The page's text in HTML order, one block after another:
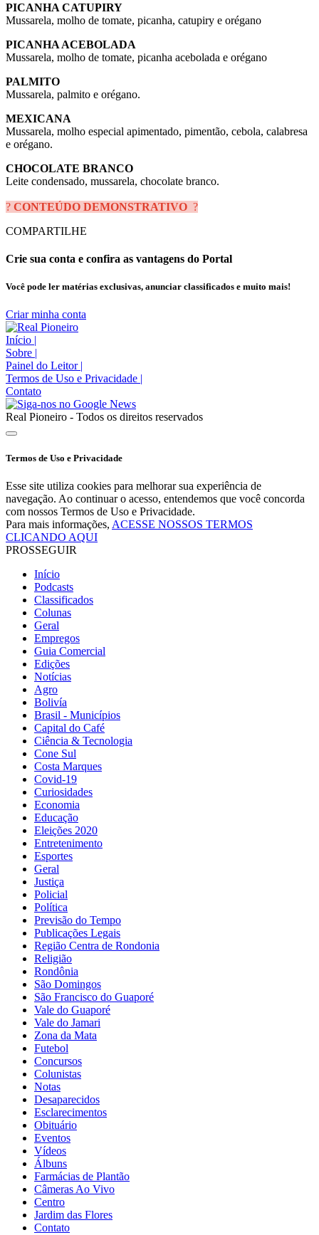
PICANHA CATUPIRY
Mussarela, molho de tomate, picanha, catupiry e orégano
PICANHA ACEBOLADA
Mussarela, molho de tomate, picanha acebolada e orégano
PALMITO
Mussarela, palmito e orégano.
MEXICANA
Mussarela, molho especial apimentado, pimentão, cebola, calabresa
e orégano.
CHOCOLATE BRANCO
Leite condensado, mussarela, chocolate branco.
? CONTEÚDO DEMONSTRATIVO ?
COMPARTILHE
Crie sua conta e confira as vantagens do Portal
Você pode ler matérias exclusivas, anunciar classificados e muito mais!
Criar minha conta
Início
Sobre
Painel do Leitor
Termos de Uso e Privacidade
Contato
Real Pioneiro - Todos os direitos reservados
Termos de Uso e Privacidade
Esse site utiliza cookies para melhorar sua experiência de
navegação. Ao continuar o acesso, entendemos que você concorda
com nossos Termos de Uso e Privacidade.
Para mais informações, ACESSE NOSSOS TERMOS
CLICANDO AQUI
PROSSEGUIR
Início
Podcasts
Classificados
Colunas
Geral
Empregos
Guia Comercial
Edições
Notícias
Agro
Bolivía
Brasil - Municípios
Capital do Café
Ciência & Tecnologia
Cone Sul
Costa Marques
Covid-19
Curiosidades
Economia
Educação
Eleições 2020
Entretenimento
Esportes
Geral
Justiça
Policial
Política
Previsão do Tempo
Publicações Legais
Região Centra de Rondonia
Religião
Rondônia
São Domingos
São Francisco do Guaporé
Vale do Guaporé
Vale do Jamari
Zona da Mata
Futebol
Concursos
Colunistas
Notas
Desaparecidos
Esclarecimentos
Obituário
Eventos
Vídeos
Álbuns
Farmácias de Plantão
Câmeras Ao Vivo
Centro
Jardim das Flores
Contato